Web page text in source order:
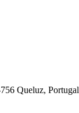
Queluz, Portugal